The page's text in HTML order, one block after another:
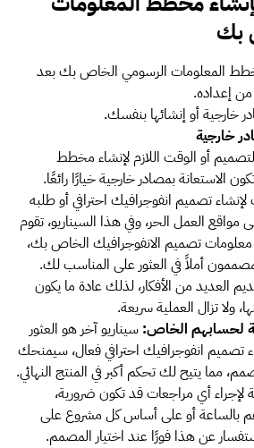
بك
المعلومات الرسومي الخاص بك بعد
من إعداده.
خارجية أو إنشائها بنفسك.
أو الوقت اللازم لإنشاء مخطط
الاستعانة بمصادر خارجية خيارًا رائعًا.
تصميم انفوجرافيك احترافي أو طلبه
العمل الحر، وفي هذا السيناريو، تقوم
معلومات تصميم الانفوجرافيك الخاص بك،
أملاً في العثور على المناسب لك.
العديد من الأفكار، لذلك عادة ما يكون
ولا تزال العملية سريعة.
لحسابهم الخاص: سيناريو آخر هو العثور
انفوجرافيك احترافي فعال، سيمنحك
مما يتيح لك تحكم أكبر في المنتج النهائي.
أي مراجعات قد تكون ضرورية،
بالساعة أو على أساس كل مشروع على
عن هذا فورًا عند اختيار المصمم.